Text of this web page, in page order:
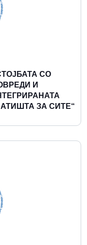
СО
И
ЗА СИТЕ“